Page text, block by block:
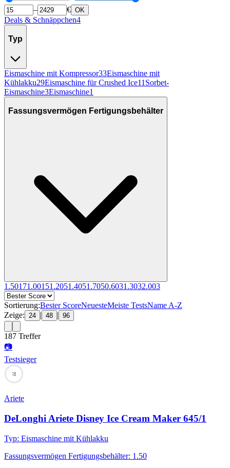
– € OK
Deals & Schnäppchen4
Typ
Eismaschine mit Kompressor33Eismaschine mit
Kühlakku29Eismaschine für Crushed Ice11 Sorbet-
Eismaschine3Eismaschine1
Fassungsvermögen Fertigungsbehälter
1.50171.00151.2051.4051.7050.6031.3032.003
Sortierung:Bester ScoreNeuesteMeiste TestsName A-Z
Zeige: 24 | 48 | 96
187 Treffer
📷
Testsieger
77
Ariete
DeLonghi Ariete Disney Ice Cream Maker 645/1
Typ: Eismaschine mit Kühlakku
Fassungsvermögen Fertigungsbehälter: 1.50